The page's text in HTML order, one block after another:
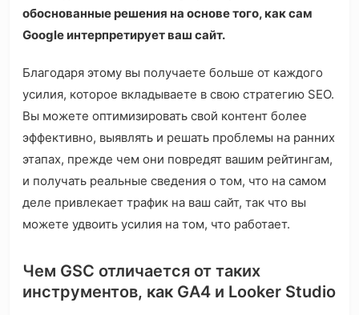
обоснованные решения на основе того, как сам
Google интерпретирует ваш сайт.
Благодаря этому вы получаете больше от каждого
усилия, которое вкладываете в свою стратегию SEO.
Вы можете оптимизировать свой контент более
эффективно, выявлять и решать проблемы на ранних
этапах, прежде чем они повредят вашим рейтингам,
и получать реальные сведения о том, что на самом
деле привлекает трафик на ваш сайт, так что вы
можете удвоить усилия на том, что работает.
Чем GSC отличается от таких
инструментов, как GA4 и Looker Studio